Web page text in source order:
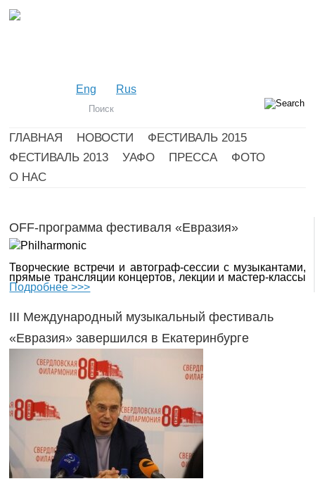
Eng Rus
ГЛАВНАЯ НОВОСТИ
ФЕСТИВАЛЬ 2015
ФЕСТИВАЛЬ 2013
УАФО ПРЕССА
ФОТО
О НАС
OFF-программа фестиваля «Евразия»
Творческие встречи и автограф-сессии с музыкантами,
прямые трансляции концертов, лекции и мастер-классы
Подробнее >>>
III Международный музыкальный фестиваль
«Евразия» завершился в Екатеринбурге